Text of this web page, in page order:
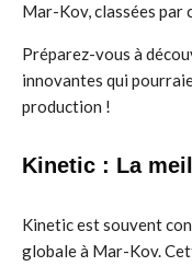
Mar-Kov, classées
Préparez-vous à
innovantes qui
production !
Kinetic : La
Kinetic est souvent
globale à Mar-Kov.